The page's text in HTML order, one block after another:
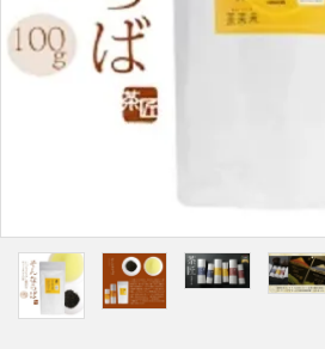
特集アイテムから探す
ガイドライン